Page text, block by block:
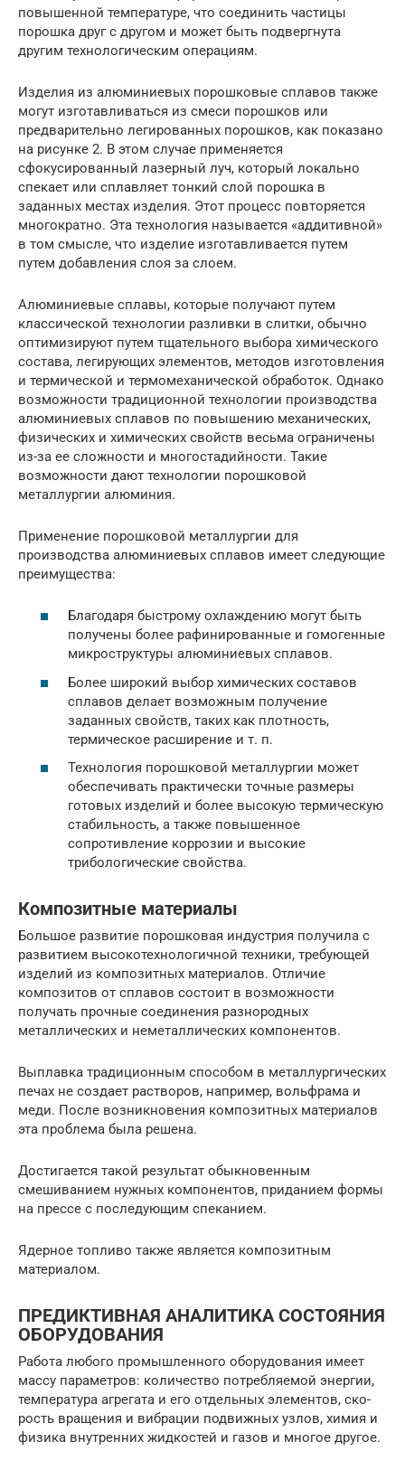
повышенной температуре, что соединить частицы
порошка друг с другом и может быть подвергнута
другим технологическим операциям.
Изделия из алюминиевых порошковые сплавов также
могут изготавливаться из смеси порошков или
предварительно легированных порошков, как показано
на рисунке 2. В этом случае применяется
сфокусированный лазерный луч, который локально
спекает или сплавляет тонкий слой порошка в
заданных местах изделия. Этот процесс повторяется
многократно. Эта технология называется «аддитивной»
в том смысле, что изделие изготавливается путем
путем добавления слоя за слоем.
Алюминиевые сплавы, которые получают путем
классической технологии разливки в слитки, обычно
оптимизируют путем тщательного выбора химического
состава, легирующих элементов, методов изготовления
и термической и термомеханической обработок. Однако
возможности традиционной технологии производства
алюминиевых сплавов по повышению механических,
физических и химических свойств весьма ограничены
из-за ее сложности и многостадийности. Такие
возможности дают технологии порошковой
металлургии алюминия.
Применение порошковой металлургии для
производства алюминиевых сплавов имеет следующие
преимущества:
Благодаря быстрому охлаждению могут быть
получены более рафинированные и гомогенные
микроструктуры алюминиевых сплавов.
Более широкий выбор химических составов
сплавов делает возможным получение
заданных свойств, таких как плотность,
термическое расширение и т. п.
Технология порошковой металлургии может
обеспечивать практически точные размеры
готовых изделий и более высокую термическую
стабильность, а также повышенное
сопротивление коррозии и высокие
трибологические свойства.
Композитные материалы
Большое развитие порошковая индустрия получила с
развитием высокотехнологичной техники, требующей
изделий из композитных материалов. Отличие
композитов от сплавов состоит в возможности
получать прочные соединения разнородных
металлических и неметаллических компонентов.
Выплавка традиционным способом в металлургических
печах не создает растворов, например, вольфрама и
меди. После возникновения композитных материалов
эта проблема была решена.
Достигается такой результат обыкновенным
смешиванием нужных компонентов, приданием формы
на прессе с последующим спеканием.
Ядерное топливо также является композитным
материалом.
ПРЕДИКТИВНАЯ АНАЛИТИКА СОСТОЯНИЯ
ОБОРУДОВАНИЯ
Работа любого промышленного оборудо­вания имеет
массу параметров: количе­ство потребляемой энергии,
температура агрегата и его отдельных элементов, ско­
рость вращения и вибрации подвижных узлов, химия и
физика внутренних жидко­стей и газов и многое другое.